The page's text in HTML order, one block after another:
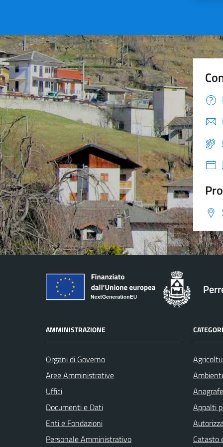
AMMINISTRAZIONE
Organi di Governo
Aree Amministrative
Uffici
Documenti e Dati
Enti e Fondazioni
Personale Amministrativo
Appalti
Catasto